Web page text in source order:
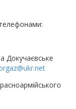
Докучаєвське